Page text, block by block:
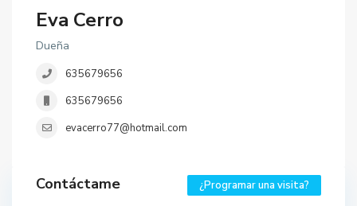
Eva Cerro
Dueña
635679656
635679656
evacerro77@hotmail.com
Contáctame ¿Programar una visita?